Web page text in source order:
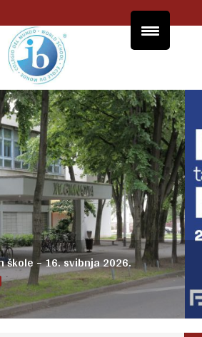
škole – 16. svibnja 2026.